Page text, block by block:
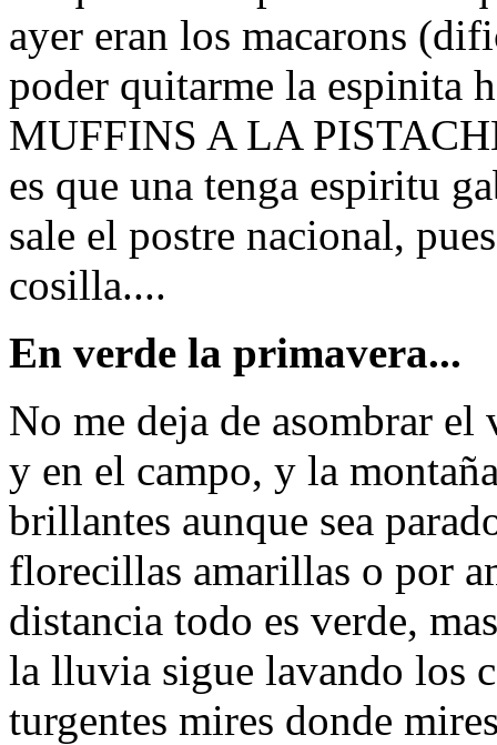
ayer eran los macarons
poder quitarme la espinita
MUFFINS A LA
es que una tenga espiritu
sale el postre nacional,
cosilla....
En verde la primavera...
No me deja de asombrar el
y en el campo, y la
brillantes aunque sea
florecillas amarillas o por
distancia todo es verde,
la lluvia sigue lavando los
turgentes mires donde